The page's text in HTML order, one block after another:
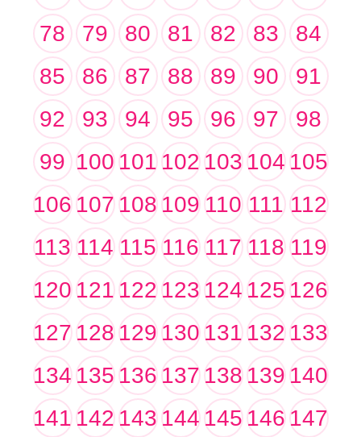
78
79 80 81 82 83
84
85
86 87 88 89 90
91
92
93 94 95 96 97
98
99 100101102103104105
106107108109110 111 112
113 114 115 116 117 118 119
120121122123124125126
127128129130131132133
134135136137138139140
141142143144145146147